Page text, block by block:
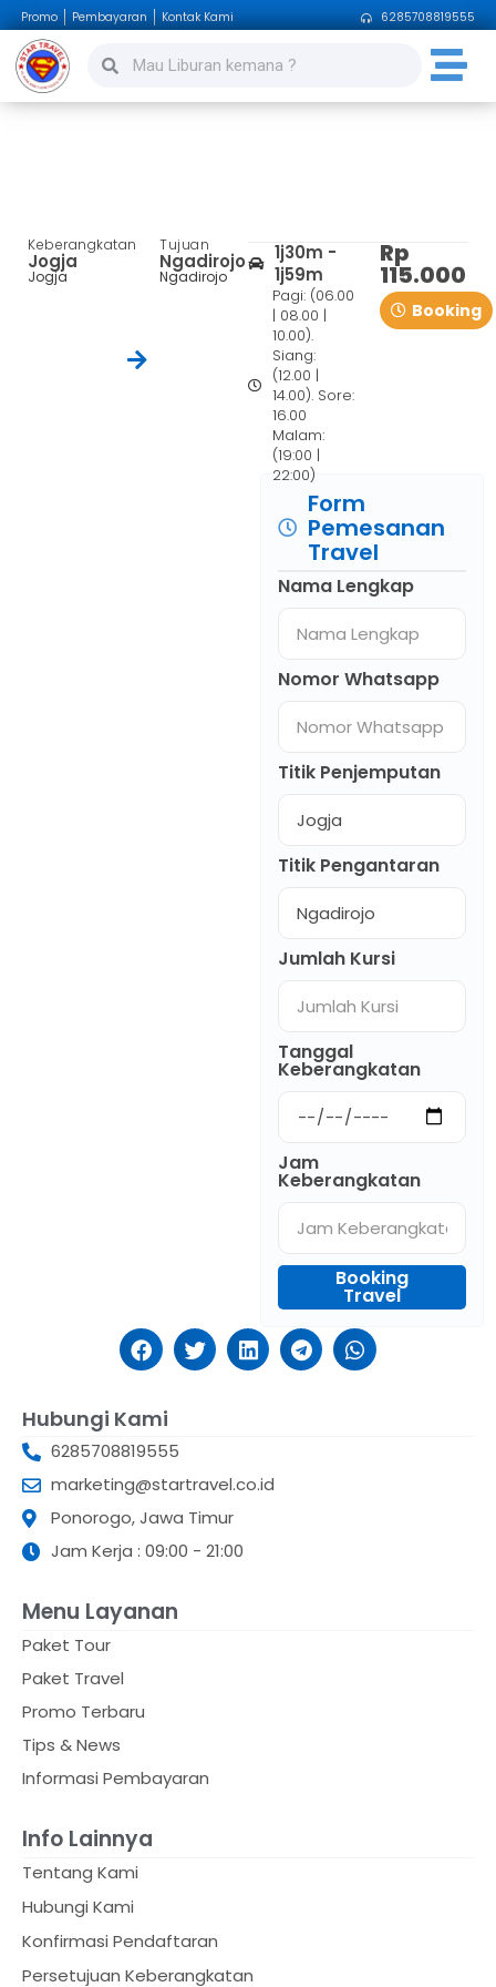
Promo Pembayaran Kontak Kami 6285708819555
Keberangkatan
Jogja
Jogja
Tujuan
Ngadirojo
Ngadirojo
1j30m -
1j59m
Pagi: (06.00
| 08.00 |
10.00).
Siang:
(12.00 |
14.00). Sore:
16.00
Malam:
(19:00 |
22:00)
Rp
115.000
Booking
Form
Pemesanan
Travel
Nama Lengkap
Nomor Whatsapp
Titik Penjemputan
Titik Pengantaran
Jumlah Kursi
Tanggal
Keberangkatan
Jam
Keberangkatan
Booking
Travel
Hubungi Kami
6285708819555
marketing@startravel.co.id
Ponorogo, Jawa Timur
Jam Kerja : 09:00 - 21:00
Menu Layanan
Paket Tour
Paket Travel
Promo Terbaru
Tips & News
Informasi Pembayaran
Info Lainnya
Tentang Kami
Hubungi Kami
Konfirmasi Pendaftaran
Persetujuan Keberangkatan